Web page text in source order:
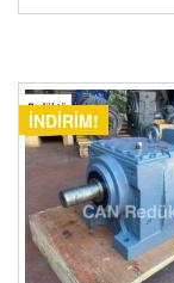
İNDIRIM!